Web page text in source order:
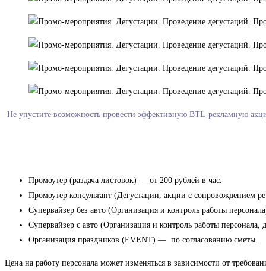
Не упустите возможность провести эффективную BTL-рекламную
Промоутер (раздача листовок) — от 200 рублей в час.
Промоутер консультант (Дегустации, акции с сопровождением
Супервайзер без авто (Организация и контроль работы
Супервайзер с авто (Организация и контроль работы
Организация праздников (EVENT) — по согласованию сметы.
Цена на работу персонала может изменяться в зависимости от